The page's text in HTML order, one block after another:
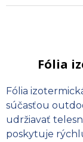
Fólia
Fólia
súčasťou
udržiavať
poskytuje